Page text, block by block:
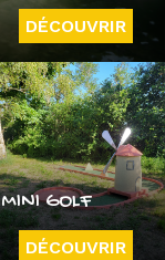
DÉCOUVRIR
MINI GOLF
DÉCOUVRIR